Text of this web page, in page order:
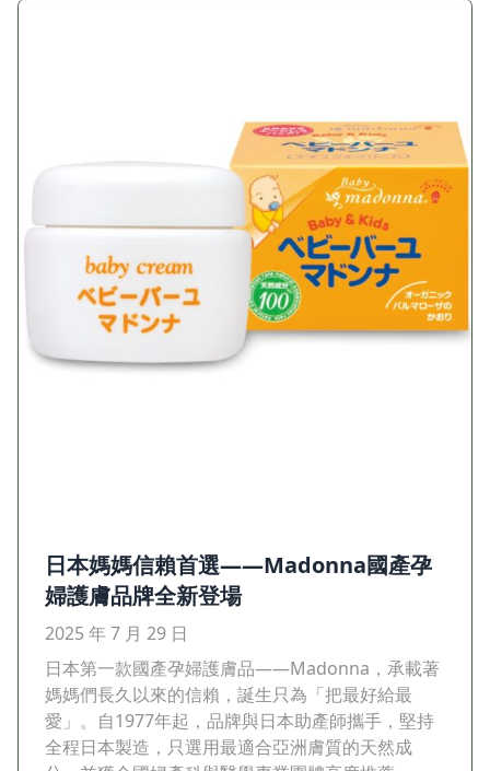
日本媽媽信賴首選——Madonna國產孕
婦護膚品牌全新登場
2025 年 7 月 29 日
日本第一款國產孕婦護膚品——Madonna，承載著
媽媽們長久以來的信賴，誕生只為「把最好給最
愛」。自1977年起，品牌與日本助產師攜手，堅持
全程日本製造，只選用最適合亞洲膚質的天然成